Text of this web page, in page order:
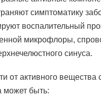
симптоматику
воспалительный
микрофлоры,
синуса.
от активного вещества
может быть: